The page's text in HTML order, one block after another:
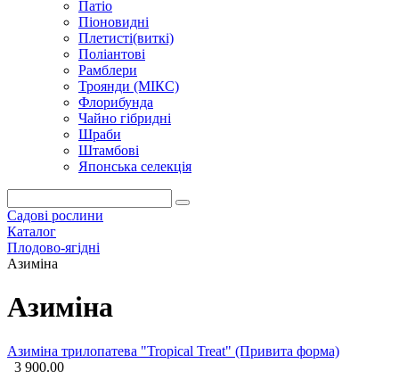
Патіо
Піоновидні
Плетисті(виткі)
Поліантові
Рамблери
Троянди (МІКС)
Флорибунда
Чайно гібридні
Шраби
Штамбові
Японська селекція
Садові рослини
Каталог
Плодово-ягідні
Азиміна
Азиміна
Азиміна трилопатева "Tropical Treat" (Привита форма)
3 900.00